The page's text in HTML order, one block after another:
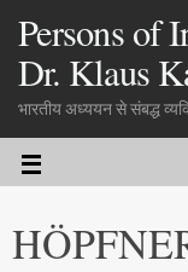
Persons of
Dr. Klaus
भारतीय अध्ययन से संबद्ध